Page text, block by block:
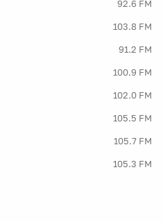
92.6 FM
103.8 FM
91.2 FM
100.9 FM
102.0 FM
105.5 FM
105.7 FM
105.3 FM